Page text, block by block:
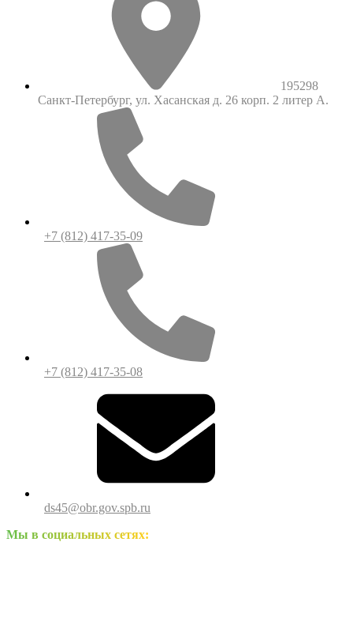
195298
Санкт-Петербург, ул. Хасанская д. 26 корп. 2 литер А.
+7 (812) 417-35-09
+7 (812) 417-35-08
ds45@obr.gov.spb.ru
Мы в социальных сетях: